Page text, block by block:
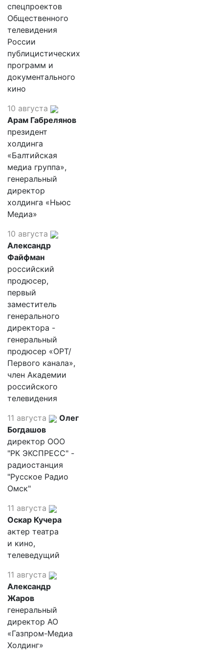
спецпроектов
Общественного
телевидения
России
публицистических
программ и
документального
кино
10 августа
Арам Габрелянов
президент
холдинга
«Балтийская
медиа группа»,
генеральный
директор
холдинга «Ньюс
Медиа»
10 августа
Александр
Файфман
российский
продюсер,
первый
заместитель
генерального
директора -
генеральный
продюсер «ОРТ/
Первого канала»,
член Академии
российского
телевидения
11 августа
Олег
Богдашов
директор ООО
"РК ЭКСПРЕСС" -
радиостанция
"Русское Радио
Омск"
11 августа
Оскар Кучера
актер театра
и кино,
телеведущий
11 августа
Александр
Жаров
генеральный
директор АО
«Газпром-Медиа
Холдинг»